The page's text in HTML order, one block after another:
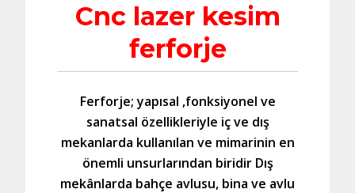
Cnc lazer kesim
ferforje
Ferforje; yapısal ,fonksiyonel ve
sanatsal özellikleriyle iç ve dış
mekanlarda kullanılan ve mimarinin en
önemli unsurlarından biridir Dış
mekânlarda bahçe avlusu, bina ve avlu